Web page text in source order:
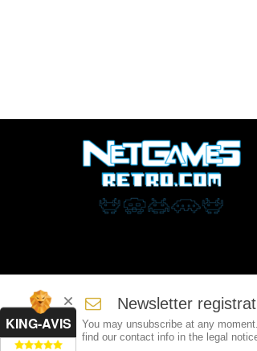
Newsletter
You may unsubscribe at any
find our contact info in the legal
KING-AVIS